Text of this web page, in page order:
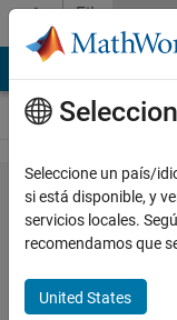
Saltar al contenido
File
Exchange
Utilities for quickly
Seleccione un país/
si está disponible, y
servicios locales.
recomendamos que
United States